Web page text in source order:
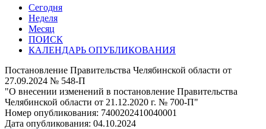
Сегодня
Неделя
Месяц
ПОИСК
КАЛЕНДАРЬ ОПУБЛИКОВАНИЯ
Постановление Правительства Челябинской области от
27.09.2024 № 548-П
"О внесении изменений в постановление Правительства
Челябинской области от 21.12.2020 г. № 700-П"
Номер опубликования: 7400202410040001
Дата опубликования: 04.10.2024